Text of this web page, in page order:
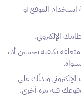
استخدام الموقع أو
الإلكتروني.
بكيفية تحسين أدء
وندلّك على
فيه مرة أخرى.